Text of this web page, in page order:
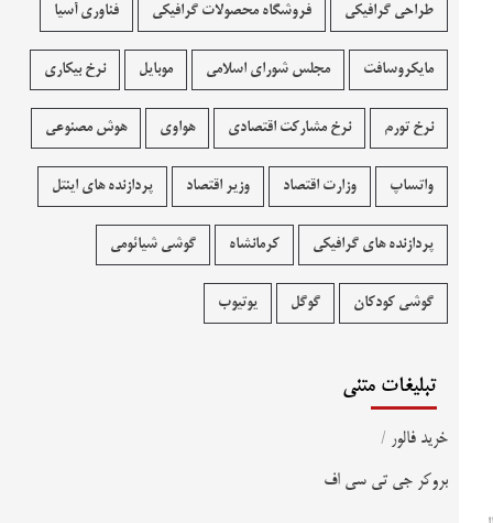
طراحی گرافیکی فروشگاه محصولات گرافيکی فناوری آسیا
مایکروسافت مجلس شورای اسلامی موبایل نرخ بیکاری
نرخ تورم نرخ مشارکت اقتصادی هواوی هوش مصنوعی
واتساپ وزارت اقتصاد وزیر اقتصاد پردازنده های اینتل
پردازنده های گرافیکی کرمانشاه گوشی شیائومی
گوشی کودکان گوگل یوتیوب
تبلیغات متنی
خرید فالور /
بروکر جی تی سی اف